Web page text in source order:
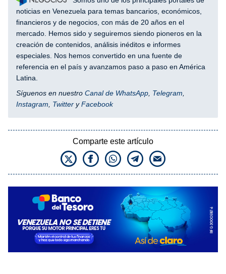
noticias en Venezuela para temas bancarios, económicos,
financieros y de negocios, con más de 20 años en el
mercado. Hemos sido y seguiremos siendo pioneros en la
creación de contenidos, análisis inéditos e informes
especiales. Nos hemos convertido en una fuente de
referencia en el país y avanzamos paso a paso en América
Latina.
Síguenos en nuestro Canal de WhatsApp, Telegram,
Instagram, Twitter yFacebook
Comparte este artículo